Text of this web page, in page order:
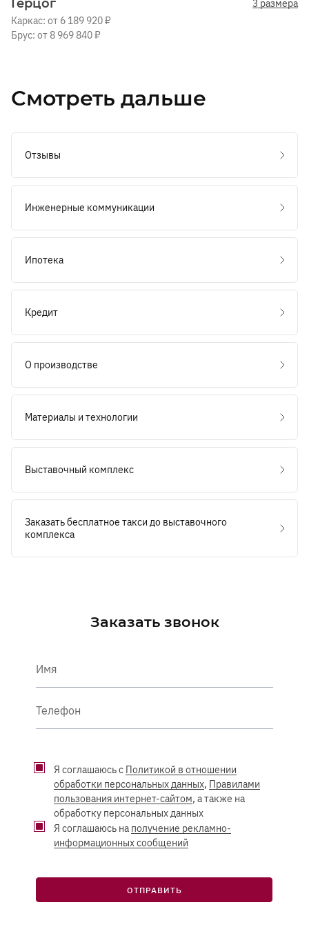
Герцог
3 размера
Каркас: от 6 189 920 ₽
Брус: от 8 969 840 ₽
Смотреть дальше
Отзывы
Инженерные коммуникации
Ипотека
Кредит
О производстве
Материалы и технологии
Выставочный комплекс
Заказать бесплатное такси до выставочного
комплекса
Заказать звонок
Имя
Телефон
Я соглашаюсь с Политикой в отношении
обработки персональных данных, Правилами
пользования интернет-сайтом, а также на
обработку персональных данных
Я соглашаюсь на получение рекламно-
информационных сообщений
ОТПРАВИТЬ